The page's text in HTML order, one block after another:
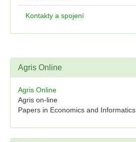
Kontakty a spojení
Agris Online
Agris Online
Agris on-line
Papers in Economics and Informatics